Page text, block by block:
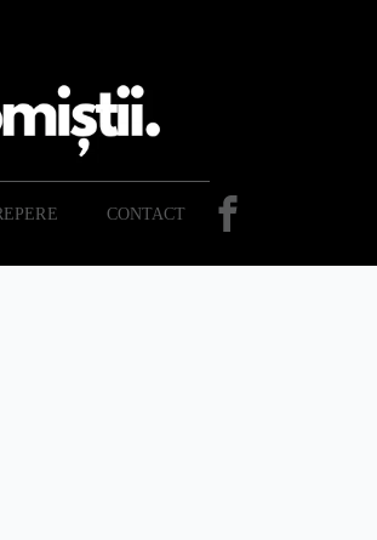
CONTACT